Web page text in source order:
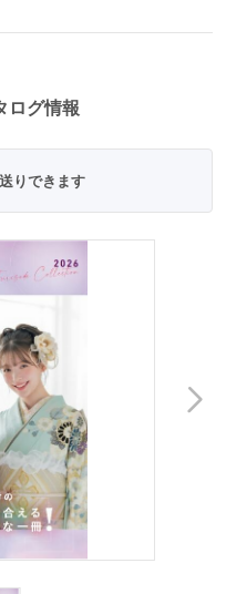
ログ情報
りできます